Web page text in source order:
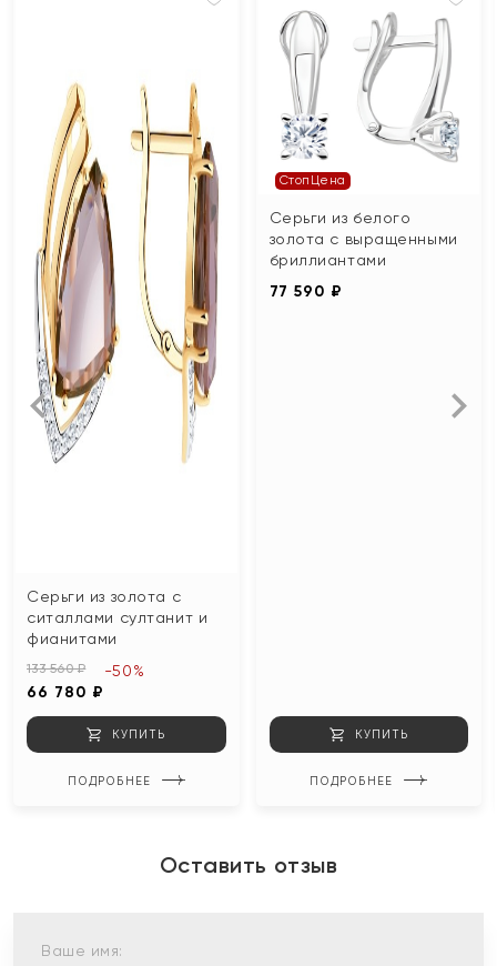
Серьги из золота с
ситаллами султанит и
фианитами
133 560 ₽
66 780 ₽
-50%
КУПИТЬ
ПОДРОБНЕЕ
СтопЦена
Серьги из белого
золота с выращенными
бриллиантами
77 590 ₽
КУПИТЬ
ПОДРОБНЕЕ
Оставить отзыв
Ваше имя: